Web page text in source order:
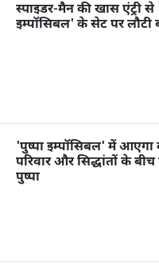
स्पाइडर-मैन की खास एंट्री से
इम्पॉसिबल' के सेट पर लौटी
'पुष्पा इम्पॉसिबल' में आएगा
परिवार और सिद्धांतों के
पुष्पा